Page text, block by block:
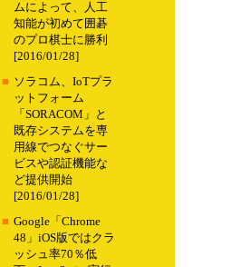
ムによって、人工
知能が初めて囲碁
のプロ棋士に勝利
[2016/01/28]
■ ソラコム、IoTプラ
ットフォーム
「SORACOM」と
既存システムを専
用線でつなぐサー
ビスや認証機能な
ど提供開始
[2016/01/28]
■ Google「Chrome
48」iOS版ではクラ
ッシュ率70％低